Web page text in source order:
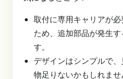
取付に専用キャリアが
ため、追加部品が発生
す。
デザインはシンプルで
物足りないかもしれませ